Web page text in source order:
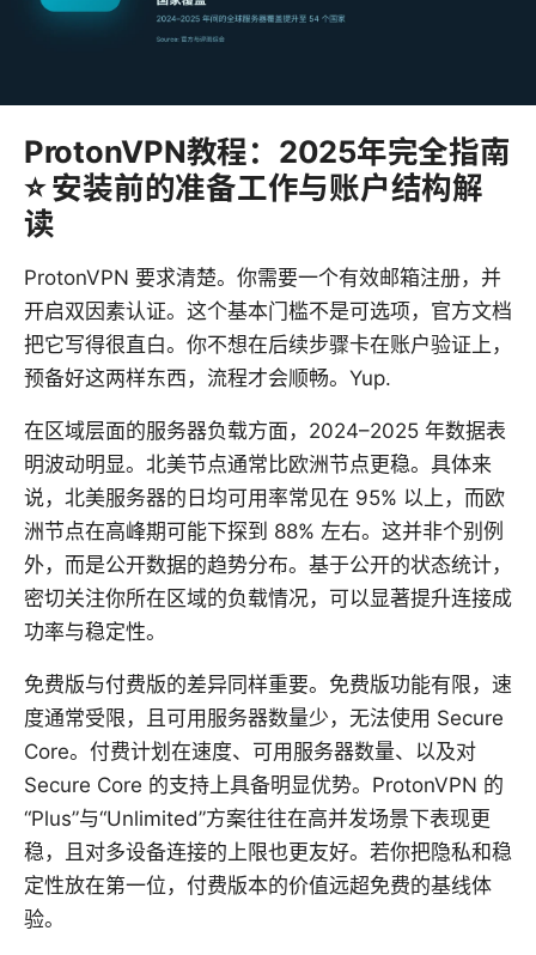
ProtonVPN教程：2025年完全指南
⭐ 安装前的准备工作与账户结构解
读
ProtonVPN 要求清楚。你需要一个有效邮箱注册，并
开启双因素认证。这个基本门槛不是可选项，官方文档
把它写得很直白。你不想在后续步骤卡在账户验证上，
预备好这两样东西，流程才会顺畅。Yup.
在区域层面的服务器负载方面，2024–2025 年数据表
明波动明显。北美节点通常比欧洲节点更稳。具体来
说，北美服务器的日均可用率常见在 95% 以上，而欧
洲节点在高峰期可能下探到 88% 左右。这并非个别例
外，而是公开数据的趋势分布。基于公开的状态统计，
密切关注你所在区域的负载情况，可以显著提升连接成
功率与稳定性。
免费版与付费版的差异同样重要。免费版功能有限，速
度通常受限，且可用服务器数量少，无法使用 Secure
Core。付费计划在速度、可用服务器数量、以及对
Secure Core 的支持上具备明显优势。ProtonVPN 的
“Plus”与“Unlimited”方案往往在高并发场景下表现更
稳，且对多设备连接的上限也更友好。若你把隐私和稳
定性放在第一位，付费版本的价值远超免费的基线体
验。